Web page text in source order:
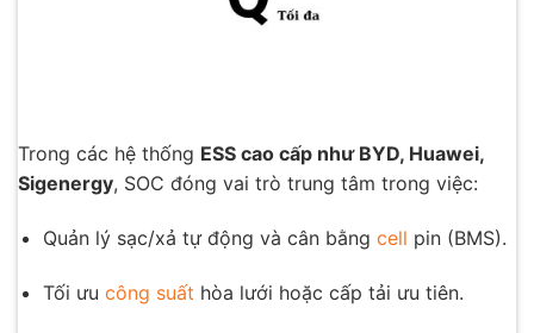
Trong các hệ thống ESS cao cấp như BYD, Huawei,
Sigenergy, SOC đóng vai trò trung tâm trong việc:
Quản lý sạc/xả tự động và cân bằng cell pin (BMS).
Tối ưu công suất hòa lưới hoặc cấp tải ưu tiên.